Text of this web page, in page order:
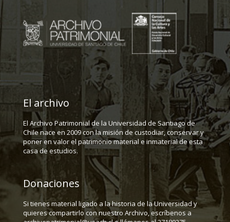
El archivo
El Archivo Patrimonial de la Universidad de Santiago de
Chile nace en 2009 con la misión de custodiar, conservar y
poner en valor el patrimonio material e inmaterial de esta
casa de estudios.
Donaciones
Si tienes material ligado a la historia de la Universidad y
quieres compartirlo con nuestro Archivo, escríbenos a